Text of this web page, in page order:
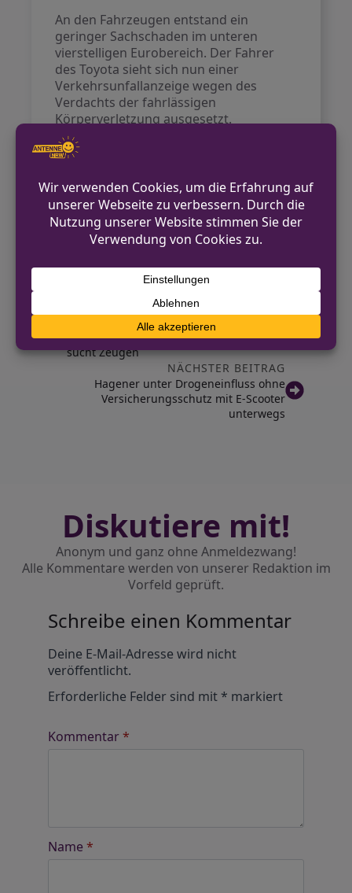
An den Fahrzeugen entstand ein
geringer Sachschaden im unteren
vierstelligen Eurobereich. Der Fahrer
des Toyota sieht sich nun einer
Verkehrsunfallanzeige wegen des
Verdachts der fahrlässigen
Körperverletzung ausgesetzt.
Kontakt für Hinweise /
Pressestelle
Kreispolizeibehörde Rhein-Sieg-Kreis
02241/541-2222
pressestelle@polizei-rhein-sieg.de
VORHERIGER BEITRAG
Motorroller in Jülich gestohlen – Polizei
sucht Zeugen
NÄCHSTER BEITRAG
Hagener unter Drogeneinfluss ohne
Versicherungsschutz mit E-Scooter
unterwegs
Diskutiere mit!
Anonym und ganz ohne Anmeldezwang!
Alle Kommentare werden von unserer Redaktion im
Vorfeld geprüft.
Schreibe einen Kommentar
Deine E-Mail-Adresse wird nicht
veröffentlicht.
Erforderliche Felder sind mit* markiert
Kommentar*
Name *